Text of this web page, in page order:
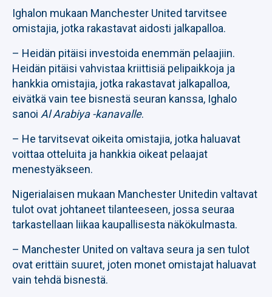
Ighalon mukaan Manchester United tarvitsee
omistajia, jotka rakastavat aidosti jalkapalloa.
– Heidän pitäisi investoida enemmän pelaajiin.
Heidän pitäisi vahvistaa kriittisiä pelipaikkoja ja
hankkia omistajia, jotka rakastavat jalkapalloa,
eivätkä vain tee bisnestä seuran kanssa, Ighalo
sanoi Al Arabiya -kanavalle.
– He tarvitsevat oikeita omistajia, jotka haluavat
voittaa otteluita ja hankkia oikeat pelaajat
menestyäkseen.
Nigerialaisen mukaan Manchester Unitedin valtavat
tulot ovat johtaneet tilanteeseen, jossa seuraa
tarkastellaan liikaa kaupallisesta näkökulmasta.
– Manchester United on valtava seura ja sen tulot
ovat erittäin suuret, joten monet omistajat haluavat
vain tehdä bisnestä.